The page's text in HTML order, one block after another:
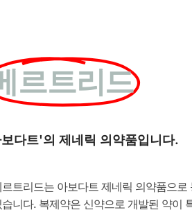
르트리드
다트'의 제네릭 의약품입니다.​
르트리드는 아보다트 제네릭 의약품으
습니다. 복제약은 신약으로 개발된 약이